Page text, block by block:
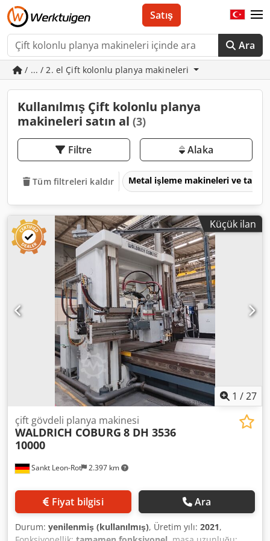
Ara
Satış
/ ... / 2. el Çift kolonlu planya makineleri
Kullanılmış Çift kolonlu planya
makineleri satın al (3)
Filtre Alaka
Tüm filtreleri kaldır Metal işleme makineleri ve
Küçük ilan
1 /27
Sankt Leon-Rot 2.397 km
çift gövdeli planya makinesi
WALDRICH COBURG 8 DH 3536
10000
Fiyat bilgisi Ara
Durum: yenilenmiş (kullanılmış), Üretim yılı: 2021,